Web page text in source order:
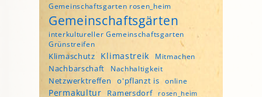
Gemeinschaftsgarten rosen_heim
Gemeinschaftsgärten
interkultureller Gemeinschaftsgarten
Grünstreifen
Klimaschutz Klimastreik Mitmachen
Nachbarschaft Nachhaltigkeit
Netzwerktreffen o'pflanzt is online
Permakultur Ramersdorf rosen_heim